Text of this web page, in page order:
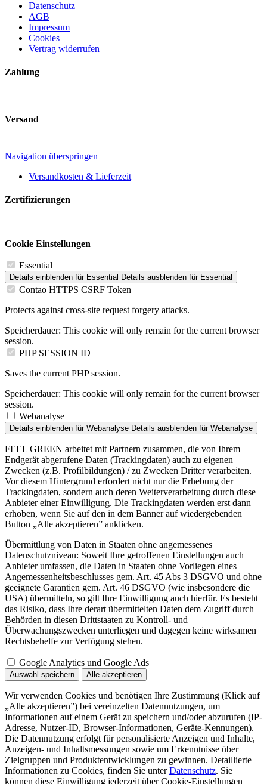
Datenschutz
AGB
Impressum
Cookies
Vertrag widerrufen
Zahlung
Versand
Navigation überspringen
Versandkosten & Lieferzeit
Zertifizierungen
Cookie Einstellungen
Essential
Details einblenden für Essential Details ausblenden für Essential
Contao HTTPS CSRF Token
Protects against cross-site request forgery attacks.
Speicherdauer: This cookie will only remain for the current browser
session.
PHP SESSION ID
Saves the current PHP session.
Speicherdauer: This cookie will only remain for the current browser
session.
Webanalyse
Details einblenden für Webanalyse Details ausblenden für Webanalyse
FEEL GREEN arbeitet mit Partnern zusammen, die von Ihrem
Endgerät abgerufene Daten (Trackingdaten) auch zu eigenen
Zwecken (z.B. Profilbildungen) / zu Zwecken Dritter verarbeiten.
Vor diesem Hintergrund erfordert nicht nur die Erhebung der
Trackingdaten, sondern auch deren Weiterverarbeitung durch diese
Anbieter einer Einwilligung. Die Trackingdaten werden erst dann
erhoben, wenn Sie auf den in dem Banner auf wiedergebenden
Button „Alle akzeptieren” anklicken.
Übermittlung von Daten in Staaten ohne angemessenes
Datenschutzniveau: Soweit Ihre getroffenen Einstellungen auch
Anbieter umfassen, die Daten in Staaten ohne Vorliegen eines
Angemessenheitsbeschlusses gem. Art. 45 Abs 3 DSGVO und ohne
geeignete Garantien gem. Art. 46 DSGVO (wie insbesondere die
USA) übermitteln, so gilt Ihre Einwilligung auch hierfür. Es besteht
das Risiko, dass Ihre derart übermittelten Daten dem Zugriff durch
Behörden in diesen Drittstaaten zu Kontroll- und
Überwachungszwecken unterliegen und dagegen keine wirksamen
Rechtsbehelfe zur Verfügung stehen.
Google Analytics und Google Ads
Auswahl speichern Alle akzeptieren
Wir verwenden Cookies und benötigen Ihre Zustimmung (Klick auf
„Alle akzeptieren”) bei vereinzelten Datennutzungen, um
Informationen auf einem Gerät zu speichern und/oder abzurufen (IP-
Adresse, Nutzer-ID, Browser-Informationen, Geräte-Kennungen).
Die Datennutzung erfolgt für personalisierte Anzeigen und Inhalte,
Anzeigen- und Inhaltsmessungen sowie um Erkenntnisse über
Zielgruppen und Produktentwicklungen zu gewinnen. Detaillierte
Informationen zu Cookies, finden Sie unterDatenschutz. Sie
können diese Einwilligung jederzeit über Cookie-Einstellungen